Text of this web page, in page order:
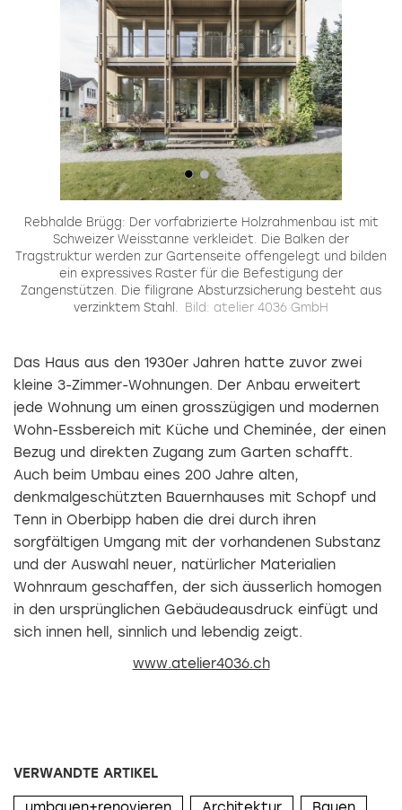
Rebhalde Brügg: Der vorfabrizierte Holzrahmenbau ist mit
Schweizer Weisstanne verkleidet. Die Balken der
Tragstruktur werden zur Gartenseite offengelegt und bilden
ein expressives Raster für die Befestigung der
Zangenstützen. Die filigrane Absturzsicherung besteht aus
verzinktem Stahl.
Bild: atelier 4036 GmbH
Das Haus aus den 1930er Jahren hatte zuvor zwei
kleine 3-Zimmer-Wohnungen. Der Anbau erweitert
jede Wohnung um einen grosszügigen und modernen
Wohn-Essbereich mit Küche und Cheminée, der einen
Bezug und direkten Zugang zum Garten schafft.
Auch beim Umbau eines 200 Jahre alten,
denkmalgeschützten Bauernhauses mit Schopf und
Tenn in Oberbipp haben die drei durch ihren
sorgfältigen Umgang mit der vorhandenen Substanz
und der Auswahl neuer, natürlicher Materialien
Wohnraum geschaffen, der sich äusserlich homogen
in den ursprünglichen Gebäudeausdruck einfügt und
sich innen hell, sinnlich und lebendig zeigt.
www.atelier4036.ch
VERWANDTE ARTIKEL